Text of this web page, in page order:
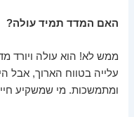
האם המדד תמיד עולה?
ממש לא! הוא עולה ויורד
עלייה בטווח הארוך, אבל
ומתמשכות. מי שמשקיע